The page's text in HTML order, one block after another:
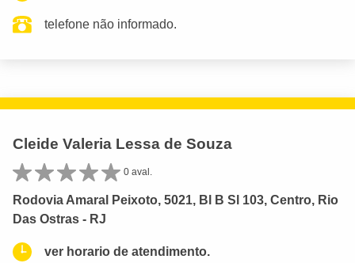
telefone não informado.
Cleide Valeria Lessa de Souza
0 aval.
Rodovia Amaral Peixoto, 5021, Bl B Sl 103, Centro, Rio
Das Ostras - RJ
ver horario de atendimento.